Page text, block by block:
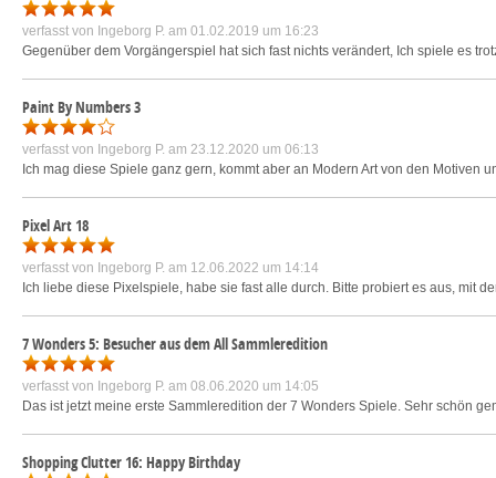
verfasst von Ingeborg P. am 01.02.2019 um 16:23
Gegenüber dem Vorgängerspiel hat sich fast nichts verändert, Ich spiele es
Paint By Numbers 3
verfasst von Ingeborg P. am 23.12.2020 um 06:13
Ich mag diese Spiele ganz gern, kommt aber an Modern Art von den Motiven
Pixel Art 18
verfasst von Ingeborg P. am 12.06.2022 um 14:14
Ich liebe diese Pixelspiele, habe sie fast alle durch. Bitte probiert es aus, mit
7 Wonders 5: Besucher aus dem All Sammleredition
verfasst von Ingeborg P. am 08.06.2020 um 14:05
Das ist jetzt meine erste Sammleredition der 7 Wonders Spiele. Sehr schön
Shopping Clutter 16: Happy Birthday